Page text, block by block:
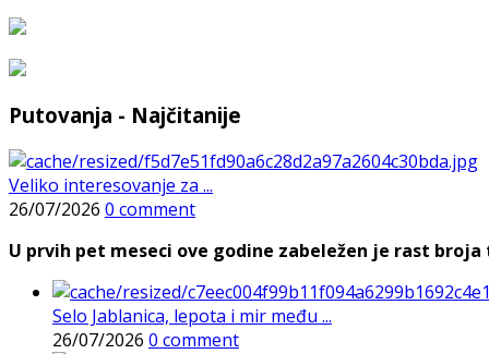
Putovanja - Najčitanije
Veliko interesovanje za ...
26/07/2026 0 comment
U prvih pet meseci ove godine zabeležen je rast
Selo Jablanica, lepota i mir među ...
26/07/2026 0 comment